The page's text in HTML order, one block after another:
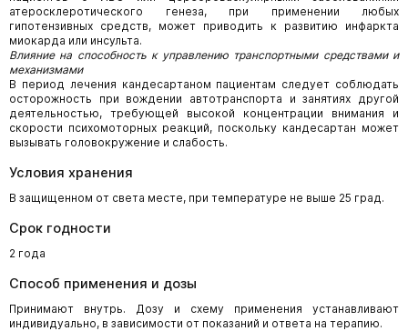
атеросклеротического генеза, при применении любых
гипотензивных средств, может приводить к развитию инфаркта
миокарда или инсульта.
Влияние на способность к управлению транспортными средствами и
механизмами
В период лечения кандесартаном пациентам следует соблюдать
осторожность при вождении автотранспорта и занятиях другой
деятельностью, требующей высокой концентрации внимания и
скорости психомоторных реакций, поскольку кандесартан может
вызывать головокружение и слабость.
Условия хранения
В защищенном от света месте, при температуре не выше 25 град.
Срок годности
2 года
Способ применения и дозы
Принимают внутрь. Дозу и схему применения устанавливают
индивидуально, в зависимости от показаний и ответа на терапию.